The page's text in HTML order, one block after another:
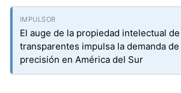
El auge de la propiedad intelectual
transparentes impulsa la demanda
precisión en América del Sur